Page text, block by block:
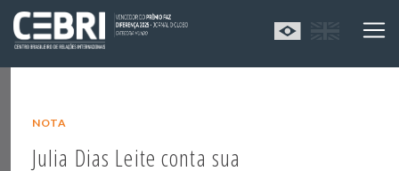
NOTA
Julia Dias Leite conta sua